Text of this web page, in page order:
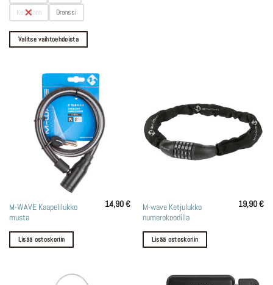
Keltainen
Oranssi
Valitse vaihtoehdoista
muunnelma.
Voit
tehdä
valinnat
M-WAVE Kaapelilukko
musta
14,90€
Lisää ostoskoriin
M-wave Ketjulukko
numerokoodilla
19,90€
Lisää ostoskoriin